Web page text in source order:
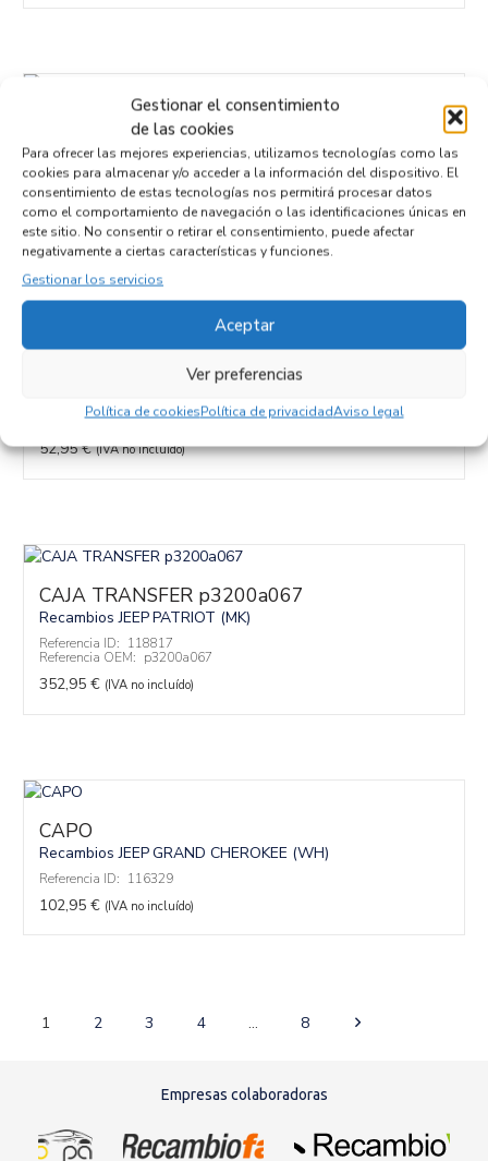
Gestionar el consentimiento
de las cookies
Para ofrecer las mejores experiencias, utilizamos tecnologías como las
cookies para almacenar y/o acceder a la información del dispositivo. El
consentimiento de estas tecnologías nos permitirá procesar datos
como el comportamiento de navegación o las identificaciones únicas en
este sitio. No consentir o retirar el consentimiento, puede afectar
negativamente a ciertas características y funciones.
Gestionar los servicios
Aceptar
Ver preferencias
Política de cookiesPolítica de privacidadAviso legal
CAJA CAMBIOS P52119099AF
Recambios JEEPGRAND CHEROKEE (WH)
Referencia ID: 115976
Referencia OEM: P52119099AF
802,95€ (IVA no incluído)
GRAND CHEROKEE (WH)
Referencia ID: 116029
Referencia OEM: 04692071aa
52,95€ (IVA no incluído)
CAJA TRANSFER p3200a067
Recambios JEEPPATRIOT (MK)
Referencia ID: 118817
Referencia OEM: p3200a067
352,95 € (IVA no incluído)
CAPO
Recambios JEEPGRAND CHEROKEE (WH)
Referencia ID: 116329
102,95 € (IVA no incluído)
1 2 3 4 … 8
Empresas colaboradoras